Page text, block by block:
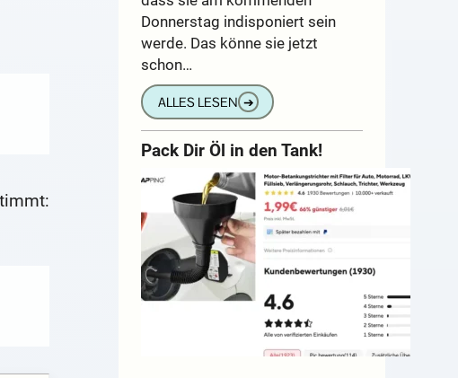
Donnerstag indisponiert sein
werde. Das könne sie jetzt
schon…
ALLES LESEN ➔
Pack Dir Öl in den Tank!